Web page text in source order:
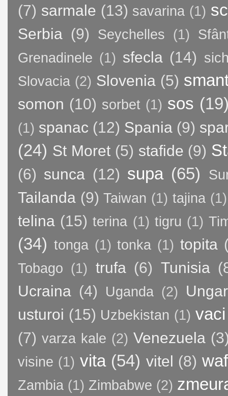
(7) sarmale (13) savarina (1)
Serbia (9) Seychelles (1)
Grenadinele (1) sfecla (14)
Slovacia (2) Slovenia (5)
somon (10) sorbet (1) sos
(1) spanac (12) Spania (9)
(24) St Moret (5) stafide (9)
(6) sunca (12) supa (65)
Tailanda (9) Taiwan (1) tajina (1)
telina (15) terina (1) tigru (1)
(34) tonga (1) tonka (1) topita
Tobago (1) trufa (6) Tunisia
Ucraina (4) Uganda (2)
usturoi (15) Uzbekistan (1) vaci
(7) varza kale (2) Venezuela
visine (1) vita (54) vitel (8)
Zambia (1) Zimbabwe (2)